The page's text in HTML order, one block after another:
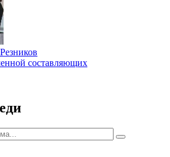
составляющих